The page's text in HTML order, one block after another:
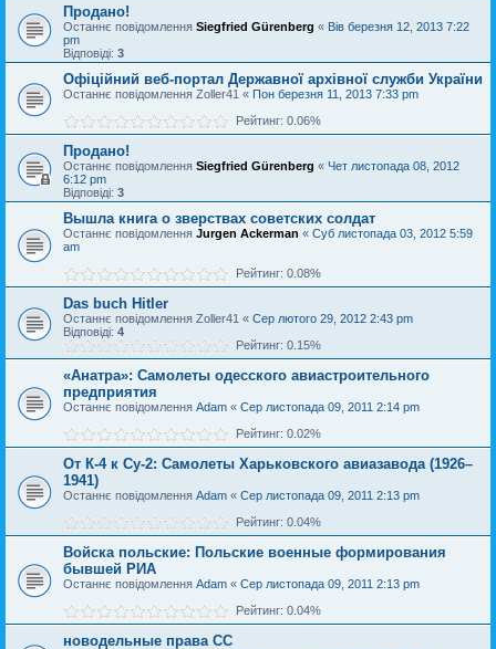
Продано!
Останнє повідомлення Siegfried Gürenberg « Вів березня 12, 2013 7:22
pm
Відповіді: 3
Офіційний веб-портал Державної архівної служби України
Останнє повідомлення Zoller41 « Пон березня 11, 2013 7:33 pm
Рейтинг: 0.06%
Продано!
Останнє повідомлення Siegfried Gürenberg « Чет листопада 08, 2012
6:12 pm
Відповіді: 3
Вышла книга о зверствах советских солдат
Останнє повідомлення Jurgen Ackerman « Суб листопада 03, 2012 5:59
am
Рейтинг: 0.08%
Das buch Hitler
Останнє повідомлення Zoller41 « Сер лютого 29, 2012 2:43 pm
Відповіді: 4
Рейтинг: 0.15%
«Анатра»: Самолеты одесского авиастроительного
предприятия
Останнє повідомлення Adam « Сер листопада 09, 2011 2:14 pm
Рейтинг: 0.02%
От К-4 к Су-2: Самолеты Харьковского авиазавода (1926–
1941)
Останнє повідомлення Adam « Сер листопада 09, 2011 2:13 pm
Рейтинг: 0.04%
Войска польские: Польские военные формирования
бывшей РИА
Останнє повідомлення Adam « Сер листопада 09, 2011 2:13 pm
Рейтинг: 0.04%
новодельные права СС